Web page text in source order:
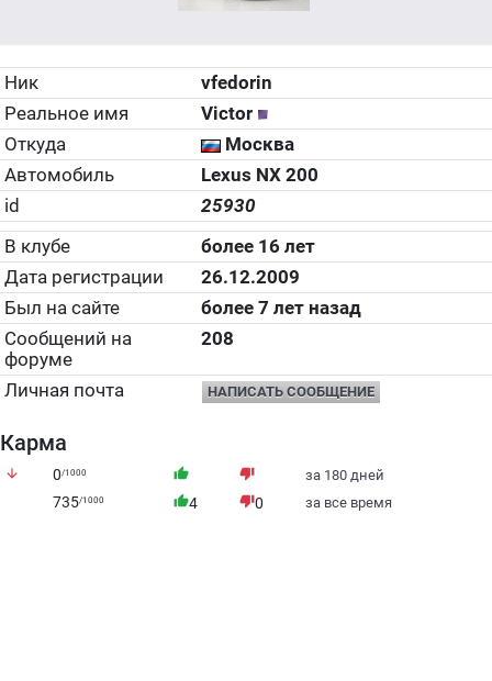
Ник
vfedorin
Реальное имя
Victor
Откуда
Москва
Автомобиль
Lexus NX 200
id
25930
В клубе
более 16 лет
Дата регистрации
26.12.2009
Был на сайте
более 7 лет назад
Сообщений на
форуме
208
Личная почта НАПИСАТЬ СООБЩЕНИЕ
Карма
arrow_downward 0/1000 thumb_up thumb_down за 180 дней
735/1000 thumb_up4 thumb_down0 за все время